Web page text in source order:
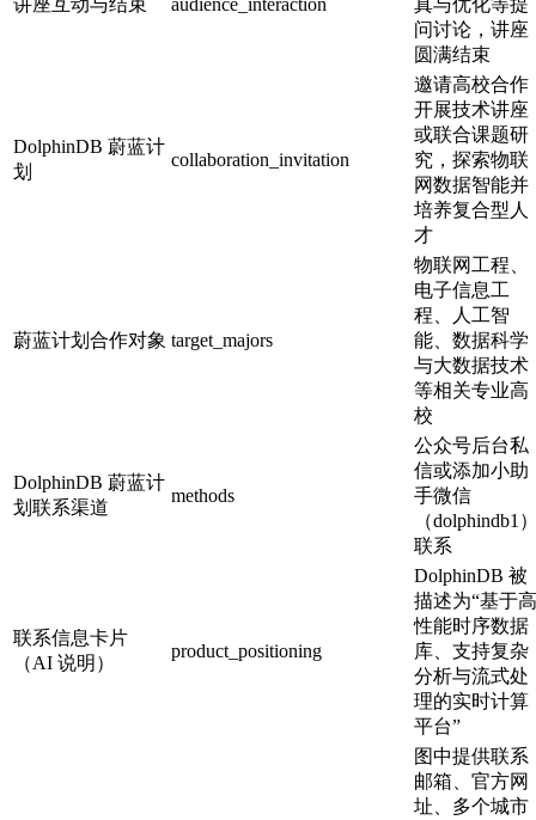
讲座互动与结束 audience_interaction
真与优化等提
问讨论，讲座
圆满结束
DolphinDB 蔚蓝计
划
collaboration_invitation
邀请高校合作
开展技术讲座
或联合课题研
究，探索物联
网数据智能并
培养复合型人
才
蔚蓝计划合作对象 target_majors
物联网工程、
电子信息工
程、人工智
能、数据科学
与大数据技术
等相关专业高
校
DolphinDB 蔚蓝计
划联系渠道
methods
公众号后台私
信或添加小助
手微信
（dolphindb1
联系
联系信息卡片
（AI 说明）
product_positioning
DolphinDB 被
描述为“基于高
性能时序数据
库、支持复杂
分析与流式处
理的实时计算
平台”
图中提供联系
邮箱、官方网
址、多个城市